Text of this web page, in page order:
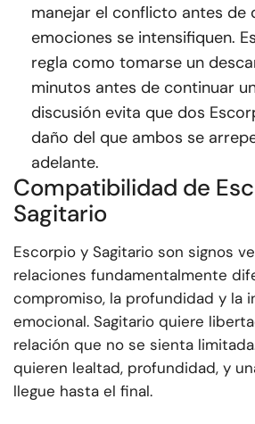
manejar el conflicto antes de
emociones se intensifiquen.
regla como tomarse un
minutos antes de continuar
discusión evita que dos
daño del que ambos se
adelante.
Compatibilidad de
Sagitario
Escorpio y Sagitario son signos
relaciones fundamentalmente
compromiso, la profundidad y la
emocional. Sagitario quiere
relación que no se sienta
quieren lealtad, profundidad, y
llegue hasta el final.